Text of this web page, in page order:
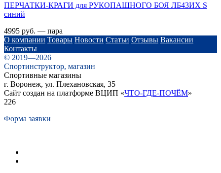
ПЕРЧАТКИ-КРАГИ для РУКОПАШНОГО БОЯ ЛБ43ИX S
синий
4995 руб. — пара
О компании Товары Новости Статьи Отзывы Вакансии
Контакты
© 2019—2026
Спортинструктор, магазин
Спортивные магазины
г. Воронеж, ул. Плехановская, 35
Сайт создан на платформе ВЦИП «ЧТО-ГДЕ-ПОЧЁМ»
226
Форма заявки